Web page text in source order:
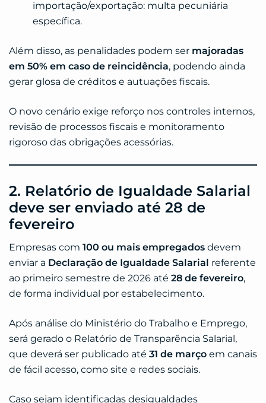
importação/exportação: multa pecuniária
específica.
Além disso, as penalidades podem ser majoradas
em 50% em caso de reincidência, podendo ainda
gerar glosa de créditos e autuações fiscais.
O novo cenário exige reforço nos controles internos,
revisão de processos fiscais e monitoramento
rigoroso das obrigações acessórias.
2. Relatório de Igualdade Salarial
deve ser enviado até 28 de
fevereiro
Empresas com 100 ou mais empregados devem
enviar a Declaração de Igualdade Salarial referente
ao primeiro semestre de 2026 até 28 de fevereiro,
de forma individual por estabelecimento.
Após análise do Ministério do Trabalho e Emprego,
será gerado o Relatório de Transparência Salarial,
que deverá ser publicado até 31 de março em canais
de fácil acesso, como site e redes sociais.
Caso sejam identificadas desigualdades